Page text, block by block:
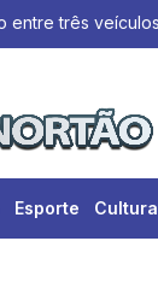
Esporte Cultura